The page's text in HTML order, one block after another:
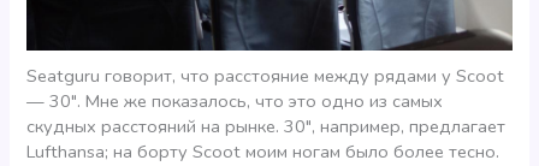
Seatguru говорит, что расстояние между рядами у Scoot
— 30″. Мне же показалось, что это одно из самых
скудных расстояний на рынке. 30″, например, предлагает
Lufthansa; на борту Scoot моим ногам было более тесно.